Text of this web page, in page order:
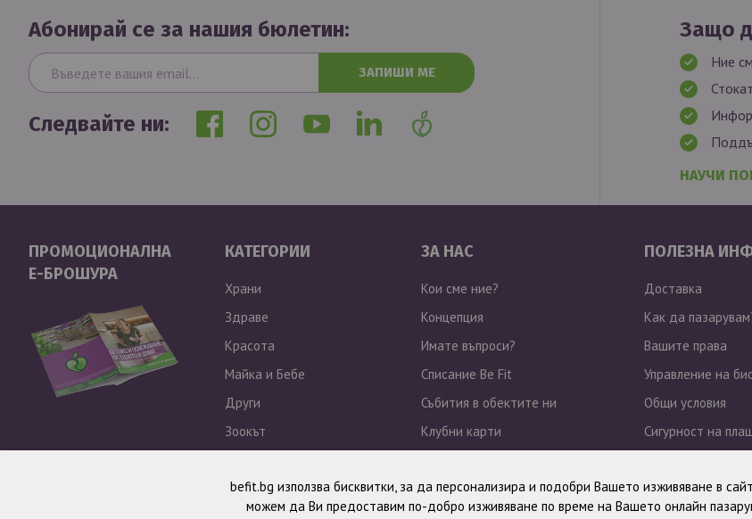
Абонирай се за нашия бюлетин:
ЗАПИШИ МЕ
Следвайте ни:
Защо
Ние
НАУЧИ
ПРОМОЦИОНАЛНА
Е-БРОШУРА
КАТЕГОРИИ
Храни
Здраве
Красота
Майка и Бебе
Други
Зоокът
ЗА НАС
Кои сме ние?
Концепция
Имате въпроси?
Списание Be Fit
Събития в обектите ни
Клубни карти
ПОЛЕЗНА
Доставка
Как да
Вашите права
Управление на
Общи условия
Сигурност на
Новини
befit.bg използва бисквитки, за да персонализира и подобри Вашето изживяване в
можем да Ви предоставим по-добро изживяване по време на Вашето онлайн